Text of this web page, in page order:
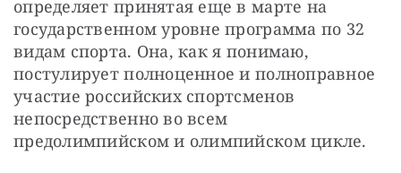
определяет принятая еще в марте на
государственном уровне программа по 32
видам спорта. Она, как я понимаю,
постулирует полноценное и полноправное
участие российских спортсменов
непосредственно во всем
предолимпийском и олимпийском цикле.